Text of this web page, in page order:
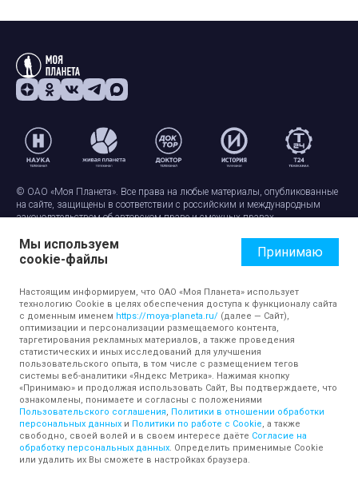
© ОАО «Моя Планета». Все права на любые материалы, опубликованные
на сайте, защищены в соответствии с российским и международным
законодательством об авторском праве и смежных правах.
сайте, допускается только с разрешения правообладателя и ссылкой на
сайтmoya-planeta.ru . Адрес для направления юридически значимых
info@moya-planeta.ru
Правила сайтаРабота с cookie-файлами
Защита персональных данныхОбработка персональных данных
Согласие на обработку персональных данных
Мы используем
cookie-файлы
Принимаю
Настоящим информируем, что ОАО «Моя Планета» использует
технологию Cookie в целях обеспечения доступа к функционалу сайта
с доменным именем https://moya-planeta.ru/ (далее — Сайт),
оптимизации и персонализации размещаемого контента,
таргетирования рекламных материалов, а также проведения
статистических и иных исследований для улучшения
пользовательского опыта, в том числе с размещением тегов
системы веб-аналитики «Яндекс Метрика». Нажимая кнопку
«Принимаю» и продолжая использовать Сайт, Вы подтверждаете, что
ознакомлены, понимаете и согласны с положениями
Пользовательского соглашения, Политики в отношении обработки
персональных данных и Политики по работе с Cookie, а также
свободно, своей волей и в своем интересе даёте Согласие на
обработку персональных данных. Определить применимые Cookie
или удалить их Вы сможете в настройках браузера.